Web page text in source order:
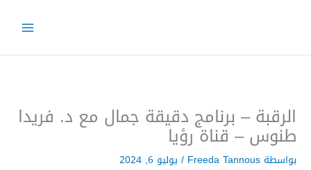
الرقبة – برنامج دقيقة جمال مع د. فريدا
طنوس – قناة رؤيا
بواسطة Freeda Tannous
/ يوليو 6, 2024